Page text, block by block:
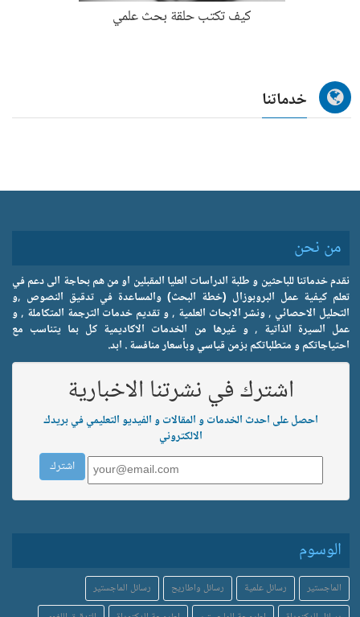
كيف تكتب حلقة بحث علمي
خدماتنا
من نحن
نقدم خدماتنا للباحثين و طلبة الدراسات العليا المقبلين او من هم بحاجة الى دعم في
تعلم كيفية عمل البروبوزال (خطة البحث) والمساعدة في تدقيق النصوص ,و
التحليل الاحصائي , ونشر الابحاث العلمية , و تقديم خدمات الترجمة المتكاملة , و
عمل السيرة الذاتية , و غيرها من الخدمات الاكاديمية كل بما يتناسب مع
احتياجاتكم و متطلباتكم بزمن قياسي وبأسعار منافسة . ابد.
اشترك في نشرتنا الاخبارية
احصل على احدث الخدمات و المقالات و الفيديو التعليمي في بريدك
الالكتروني
الوسوم
الماجستير رسائل علمية رسائل واطاريح
رسائل الماجستير